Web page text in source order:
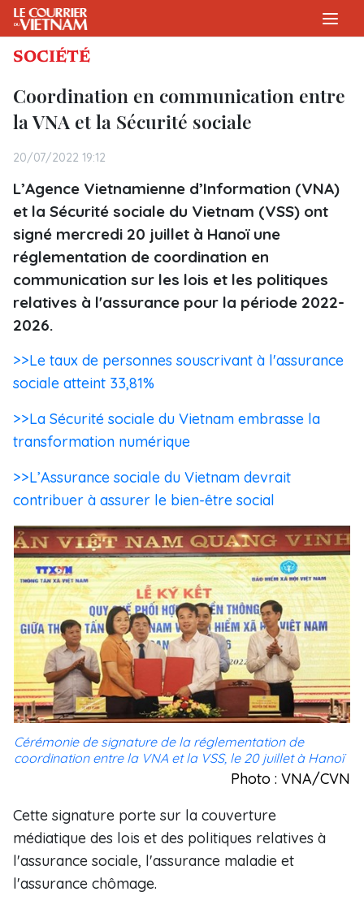
SOCIÉTÉ
Coordination en communication entre
la VNA et la Sécurité sociale
20/07/2022 19:12
L’Agence Vietnamienne d’Information (VNA)
et la Sécurité sociale du Vietnam (VSS) ont
signé mercredi 20 juillet à Hanoï une
réglementation de coordination en
communication sur les lois et les politiques
relatives à l'assurance pour la période 2022-
2026.
>>Le taux de personnes souscrivant à l'assurance
sociale atteint 33,81%
>>La Sécurité sociale du Vietnam embrasse la
transformation numérique
>>L’Assurance sociale du Vietnam devrait
contribuer à assurer le bien-être social
Cérémonie de signature de la réglementation de
coordination entre la VNA et la VSS, le 20 juillet à Hanoï
Photo : VNA/CVN
Cette signature porte sur la couverture
médiatique des lois et des politiques relatives à
l'assurance sociale, l'assurance maladie et
l'assurance chômage.